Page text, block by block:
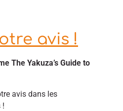
avis !
The Yakuza’s Guide to
avis dans les
!